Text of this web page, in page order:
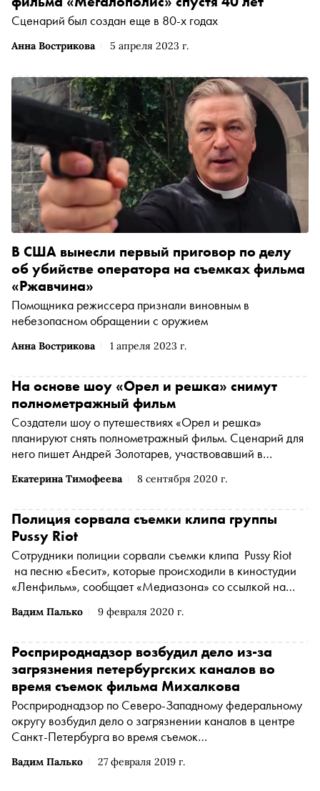
Анна Вострикова 5 апреля 2023 г.
Сценарий был создан еще в 80-х годах
Анна Вострикова 1 апреля 2023 г.
В США вынесли первый приговор по делу
об убийстве оператора на съемках фильма
«Ржавчина»
Помощника режиссера признали виновным в
небезопасном обращении с оружием
Екатерина Тимофеева 8 сентября 2020 г.
На основе шоу «Орел и решка» снимут
полнометражный фильм
Создатели шоу о путешествиях «Орел и решка»
планируют снять полнометражный фильм. Сценарий для
него пишет Андрей Золотарев, участвовавший в
Абраменко, «Притяжение» Федора Бондарчука,
Крыжовникова. Об этом сообщает «Интерфакс»
Вадим Палько 9 февраля 2020 г.
Полиция сорвала съемки клипа группы
Pussy Riot
Сотрудники полиции сорвали съемки клипа Pussy Riot
на песню «Бесит», которые происходили в киностудии
«Ленфильм», сообщает «Медиазона» со ссылкой на
(Толоконникова Надежда Андреевна признана
Вадим Палько 27 февраля 2019 г.
Росприроднадзор возбудил дело из-за
загрязнения петербургских каналов во
время съемок фильма Михалкова
Росприроднадзор по Северо-Западному федеральному
округу возбудил дело о загрязнении каналов в центре
Санкт-Петербурга во время съемок
Михалкова, сообщает «Интерфакс»